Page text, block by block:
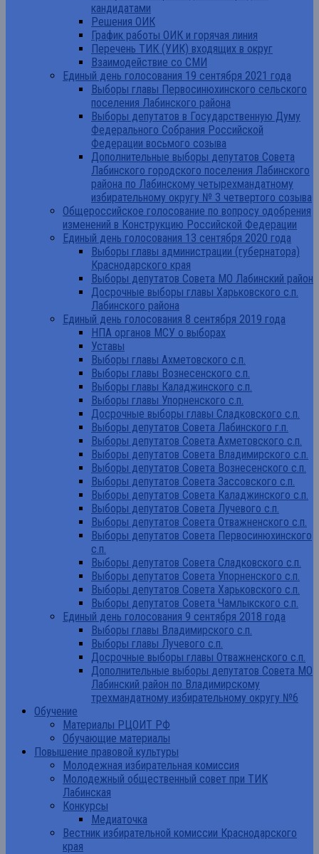
кандидатами
Решения ОИК
График работы ОИК и горячая линия
Перечень ТИК (УИК) входящих в округ
Взаимодействие со СМИ
Единый день голосования 19 сентября 2021 года
Выборы главы Первосинюхинского сельского
поселения Лабинского района
Выборы депутатов в Государственную Думу
Федерального Собрания Российской
Федерации восьмого созыва
Дополнительные выборы депутатов Совета
Лабинского городского поселения Лабинского
района по Лабинскому четырехмандатному
избирательному округу № 3 четвертого созыва
Общероссийское голосование по вопросу одобрения
изменений в Конструкцию Российской Федерации
Единый день голосования 13 сентября 2020 года
Выборы главы администрации (губернатора)
Краснодарского края
Выборы депутатов Совета МО Лабинский район
Досрочные выборы главы Харьковского с.п.
Лабинского района
Единый день голосования 8 сентября 2019 года
НПА органов МСУ о выборах
Уставы
Выборы главы Ахметовского с.п.
Выборы главы Вознесенского с.п.
Выборы главы Каладжинского с.п.
Выборы главы Упорненского с.п.
Досрочные выборы главы Сладковского с.п.
Выборы депутатов Совета Лабинского г.п.
Выборы депутатов Совета Ахметовского с.п.
Выборы депутатов Совета Владимирского с.п.
Выборы депутатов Совета Вознесенского с.п.
Выборы депутатов Совета Зассовского с.п.
Выборы депутатов Совета Каладжинского с.п.
Выборы депутатов Совета Лучевого с.п.
Выборы депутатов Совета Отважненского с.п.
Выборы депутатов Совета Первосинюхинского
с.п.
Выборы депутатов Совета Сладковского с.п.
Выборы депутатов Совета Упорненского с.п.
Выборы депутатов Совета Харьковского с.п.
Выборы депутатов Совета Чамлыкского с.п.
Единый день голосования 9 сентября 2018 года
Выборы главы Владимирского с.п.
Выборы главы Лучевого с.п.
Досрочные выборы главы Отважненского с.п.
Дополнительные выборы депутатов Совета МО
Лабинский район по Владимирскому
трехмандатному избирательному округу №6
Обучение
Материалы РЦОИТ РФ
Обучающие материалы
Повышение правовой культуры
Молодежная избирательная комиссия
Молодежный общественный совет при ТИК
Лабинская
Конкурсы
Медиаточка
Вестник избирательной комиссии Краснодарского
края